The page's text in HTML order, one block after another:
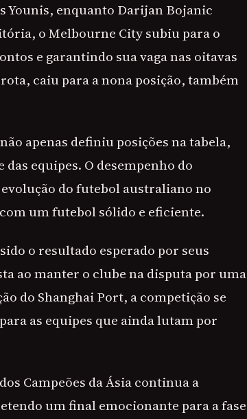
Younis, enquanto Darijan Bojanic
o Melbourne City subiu para o
e garantindo sua vaga nas oitavas
caiu para a nona posição, também
apenas definiu posições na tabela,
equipes. O desempenho do
do futebol australiano no
um futebol sólido e eficiente.
o resultado esperado por seus
ao manter o clube na disputa por uma
do Shanghai Port, a competição se
as equipes que ainda lutam por
Campeões da Ásia continua a
um final emocionante para a fase